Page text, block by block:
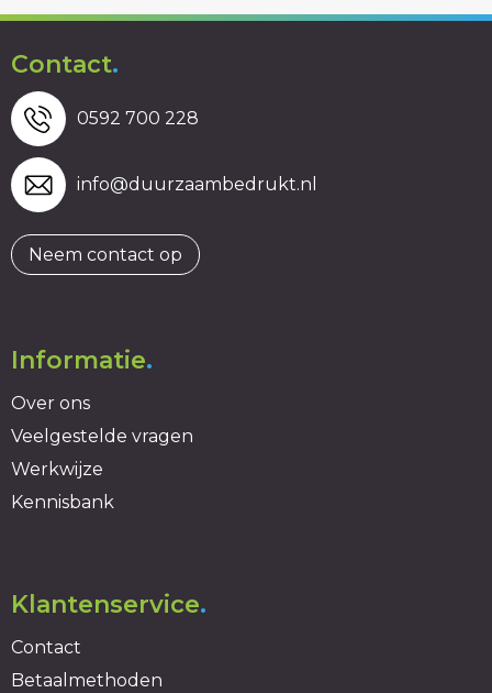
Contact.
0592 700 228
info@duurzaambedrukt.nl
Neem contact op
Informatie.
Over ons
Veelgestelde vragen
Werkwijze
Kennisbank
Klantenservice.
Contact
Betaalmethoden